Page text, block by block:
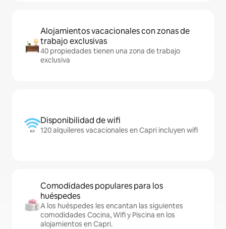
Alojamientos vacacionales con zonas de
trabajo exclusivas
40 propiedades tienen una zona de trabajo
exclusiva
Disponibilidad de wifi
120 alquileres vacacionales en Capri incluyen wifi
Comodidades populares para los
huéspedes
A los huéspedes les encantan las siguientes
comodidades Cocina, Wifi y Piscina en los
alojamientos en Capri.